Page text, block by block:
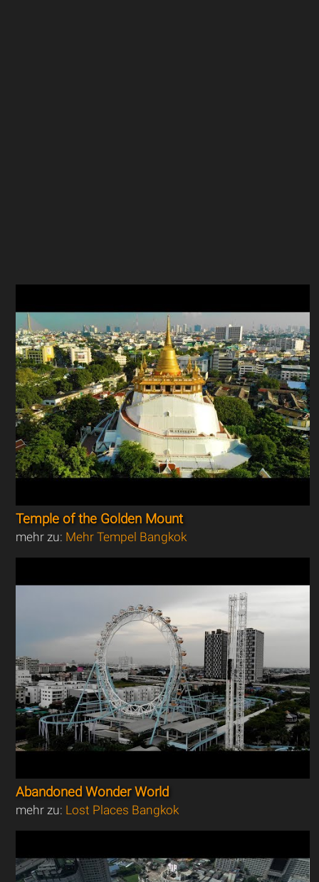
Temple of the Golden Mount
mehr zu: Mehr Tempel Bangkok
Abandoned Wonder World
mehr zu: Lost Places Bangkok